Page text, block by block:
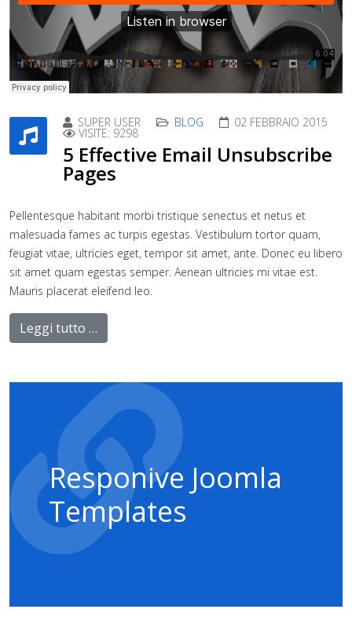
SUPER USER BLOG 02 FEBBRAIO 2015
VISITE: 9298
5 Effective Email Unsubscribe
Pages
Pellentesque habitant morbi tristique senectus et netus et
malesuada fames ac turpis egestas. Vestibulum tortor quam,
feugiat vitae, ultricies eget, tempor sit amet, ante. Donec eu libero
sit amet quam egestas semper. Aenean ultricies mi vitae est.
Mauris placerat eleifend leo.
Leggi tutto …
Responive Joomla
Templates